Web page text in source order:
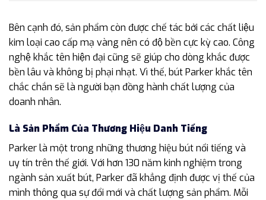
Bên cạnh đó, sản phẩm còn được chế tác bởi các chất liệu
kim loại cao cấp mạ vàng nên có độ bền cực kỳ cao. Công
nghệ khắc tên hiện đại cũng sẽ giúp cho dòng khắc được
bền lâu và không bị phại nhạt. Vì thế, bút Parker khắc tên
chắc chắn sẽ là người bạn đồng hành chất lượng của
doanh nhân.
Là Sản Phẩm Của Thương Hiệu Danh Tiếng
Parker là một trong những thương hiệu bút nổi tiếng và
uy tín trên thế giới. Với hơn 130 năm kinh nghiệm trong
ngành sản xuất bút, Parker đã khẳng định được vị thế của
mình thông qua sự đổi mới và chất lượng sản phẩm. Mỗi